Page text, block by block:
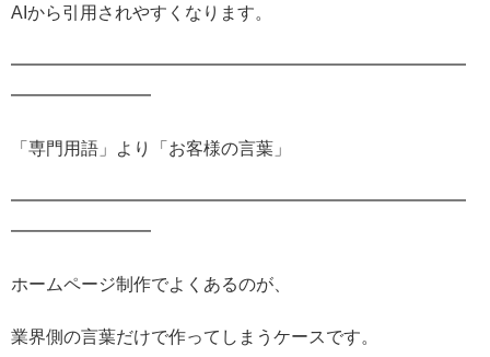
AIから引用されやすくなります。
━━━━━━━━━━━━━━━━━━━━━━━━━━
━━━━━━━━
「専門用語」より「お客様の言葉」
━━━━━━━━━━━━━━━━━━━━━━━━━━
━━━━━━━━
ホームページ制作でよくあるのが、
業界側の言葉だけで作ってしまうケースです。